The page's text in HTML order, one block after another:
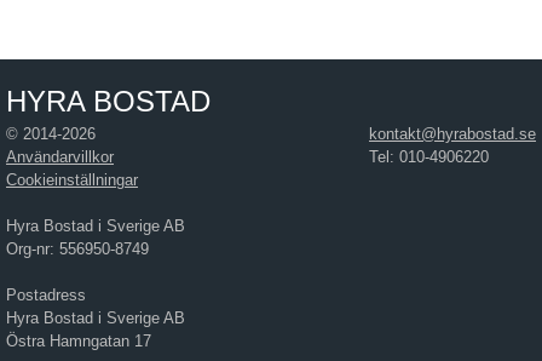
HYRA BOSTAD
kontakt@hyrabostad.se
Tel: 010-4906220
© 2014-2026
Användarvillkor
Cookieinställningar
Hyra Bostad i Sverige AB
Org-nr: 556950-8749
Postadress
Hyra Bostad i Sverige AB
Östra Hamngatan 17